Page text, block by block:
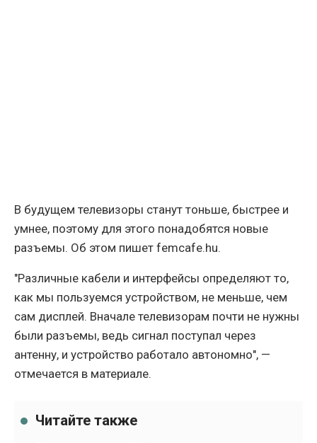
В будущем телевизоры станут тоньше, быстрее и
умнее, поэтому для этого понадобятся новые
разъемы. Об этом пишет femcafe.hu.
"Различные кабели и интерфейсы определяют то,
как мы пользуемся устройством, не меньше, чем
сам дисплей. Вначале телевизорам почти не нужны
были разъемы, ведь сигнал поступал через
антенну, и устройство работало автономно", —
отмечается в материале.
Читайте также